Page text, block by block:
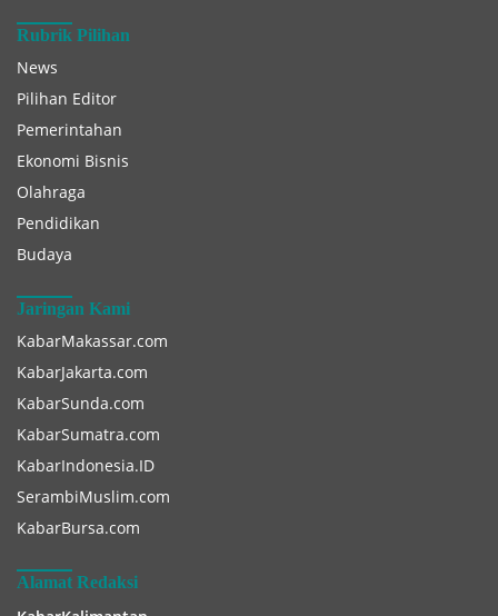
Rubrik Pilihan
News
Pilihan Editor
Pemerintahan
Ekonomi Bisnis
Olahraga
Pendidikan
Budaya
Jaringan Kami
KabarMakassar.com
KabarJakarta.com
KabarSunda.com
KabarSumatra.com
KabarIndonesia.ID
SerambiMuslim.com
KabarBursa.com
Alamat Redaksi